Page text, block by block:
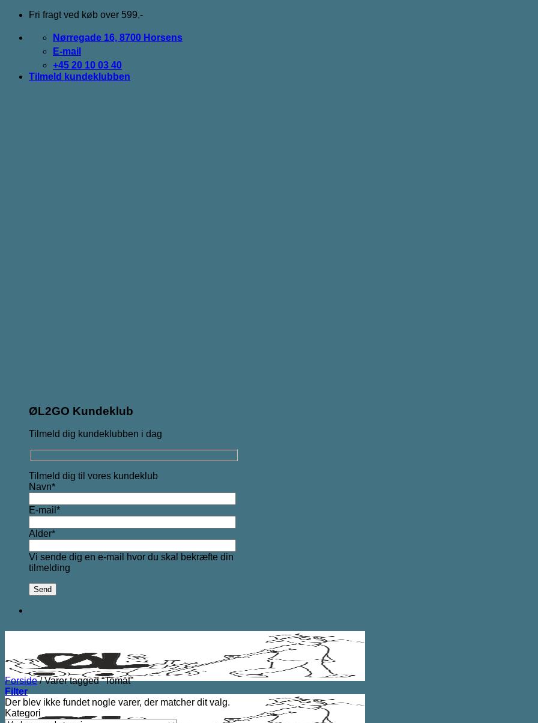
Fortsæt
indhold
Fri fragt ved køb over 599,-
Nørregade 16, 8700 Horsens
E-mail
+45 20 10 03 40
Tilmeld kundeklubben
ØL2GO Kundeklub
Tilmeld dig kundeklubben i dag
Tilmeld dig til vores kundeklub
Navn*
E-mail*
Alder*
Vi sende dig en e-mail hvor du skal bekræfte din
tilmelding
Forside /Varer tagged “Tomat”
Filter
Der blev ikke fundet nogle varer, der matcher dit valg.
Kategori